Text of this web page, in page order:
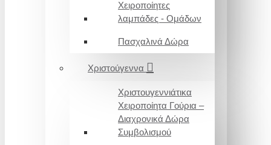
Χειροποίητες
λαμπάδες - Ομάδων
Πασχαλινά Δώρα
Χριστούγεννα
Χριστουγεννιάτικα
Χειροποίητα Γούρια –
Διαχρονικά Δώρα
Συμβολισμού